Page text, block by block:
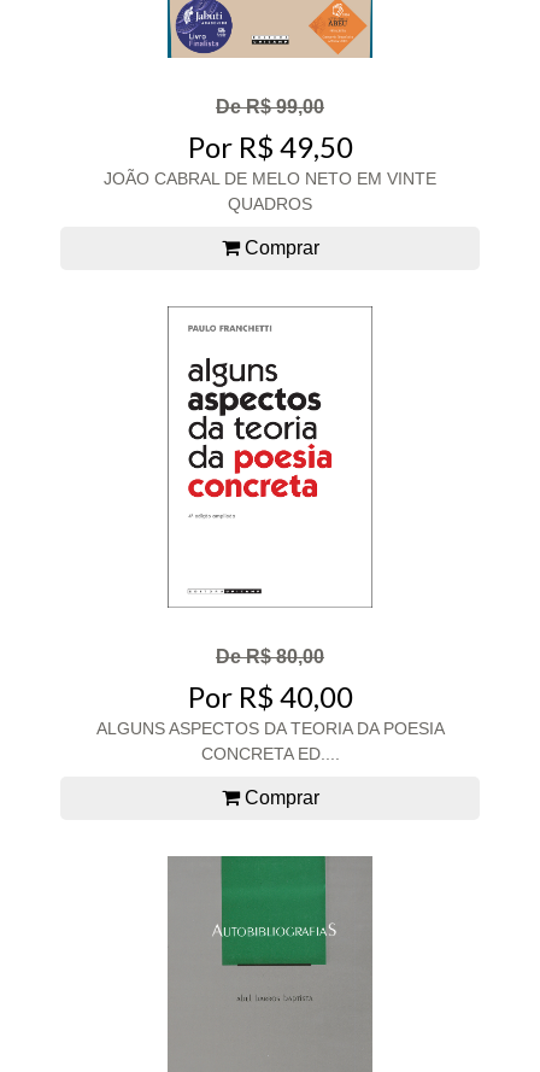
De R$ 99,00
Por R$ 49,50
JOÃO CABRAL DE MELO NETO EM VINTE
QUADROS
Comprar
De R$ 80,00
Por R$ 40,00
ALGUNS ASPECTOS DA TEORIA DA POESIA
CONCRETA ED....
Comprar